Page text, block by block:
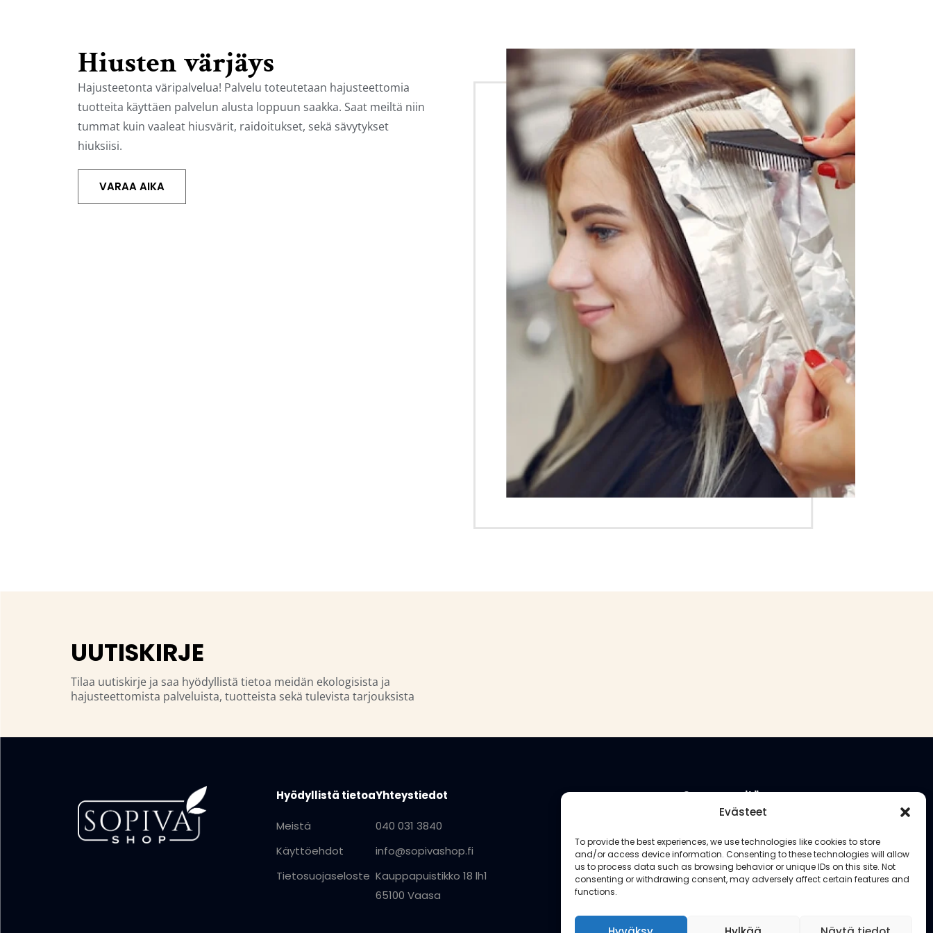
Evästeet
To provide the best experiences, we use technologies like cookies to store
and/or access device information. Consenting to these technologies will allow
us to process data such as browsing behavior or unique IDs on this site. Not
consenting or withdrawing consent, may adversely affect certain features and
functions.
Hiusten värjäys
Hajusteetonta väripalvelua! Palvelu toteutetaan hajusteettomia
tuotteita käyttäen palvelun alusta loppuun saakka. Saat meiltä niin
tummat kuin vaaleat hiusvärit, raidoitukset, sekä sävytykset
hiuksiisi.
VARAA AIKA
UUTISKIRJE
Tilaa uutiskirje ja saa hyödyllistä tietoa meidän ekologisista ja
hajusteettomista palveluista, tuotteista sekä tulevista tarjouksista
Hyödyllistä tietoa
Meistä
Käyttöehdot
Tietosuojaseloste
Yhteystiedot
040 031 3840
info@sopivashop.fi
Kauppapuistikko 18 lh1
65100 Vaasa
Seuraa meitä